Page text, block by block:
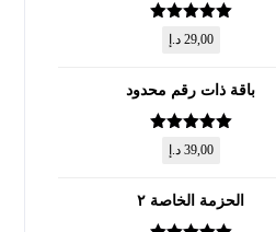
تم التقييم
من 5
29,00 د.إ
باقة ذات رقم محدود
تم التقييم
من 5
39,00 د.إ
الحزمة الخاصة ٢